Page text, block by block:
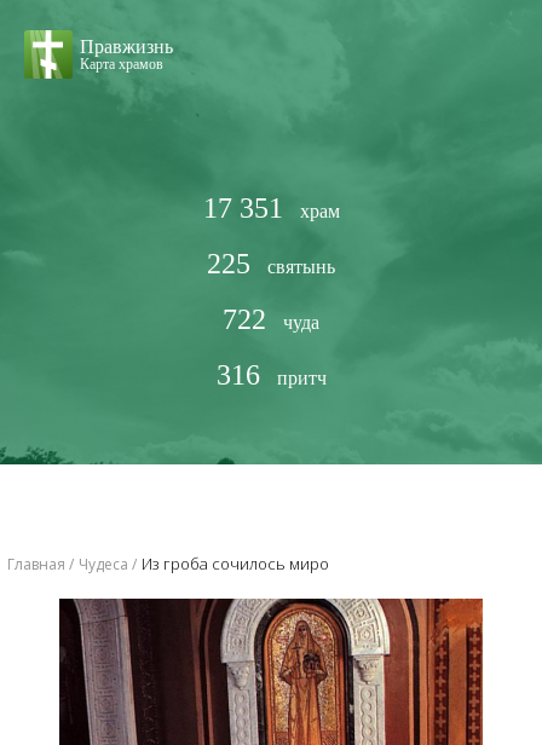
Правжизнь
Карта храмов
17 351 храм
225 святынь
722 чуда
316 притч
Главная Чудеса Из гроба сочилось миро